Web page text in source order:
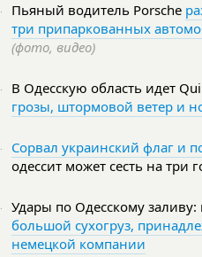
Пьяный водитель Porsche
три припаркованных
(фото, видео)
В Одесскую область идет
грозы, штормовой ветер и
Сорвал украинский флаг и
одессит может сесть на три
Удары по Одесскому
большой сухогруз,
немецкой компании